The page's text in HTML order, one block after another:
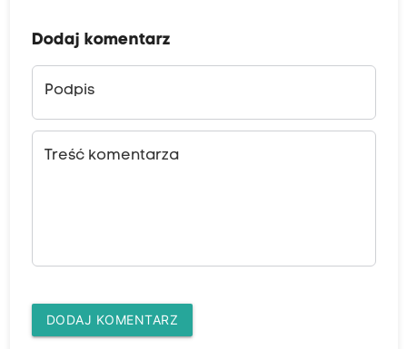
Dodaj komentarz
Podpis
Treść komentarza
DODAJ KOMENTARZ